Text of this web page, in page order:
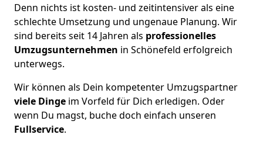
Denn nichts ist kosten- und zeitintensiver als eine
schlechte Umsetzung und ungenaue Planung. Wir
sind bereits seit 14 Jahren als professionelles
Umzugsunternehmen in Schönefeld erfolgreich
unterwegs.
Wir können als Dein kompetenter Umzugspartner
viele Dinge im Vorfeld für Dich erledigen. Oder
wenn Du magst, buche doch einfach unseren
Fullservice.